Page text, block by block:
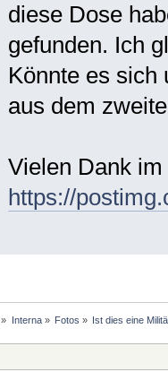
diese Dose
gefunden. Ich
Könnte es sich
aus dem
Vielen Dank
https://
» Interna» Fotos » Ist dies eine